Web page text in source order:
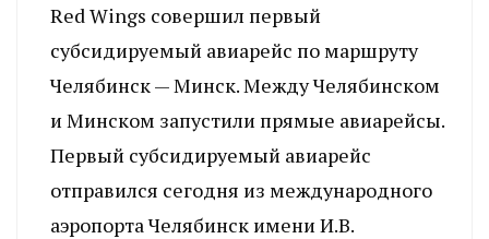
Red Wings совершил первый
субсидируемый авиарейс по маршруту
Челябинск — Минск. Между Челябинском
и Минском запустили прямые авиарейсы.
Первый субсидируемый авиарейс
отправился сегодня из международного
аэропорта Челябинск имени И.В.